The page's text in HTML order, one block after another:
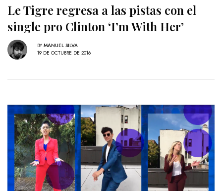
Le Tigre regresa a las pistas con el
single pro Clinton ‘I’m With Her’
BY MANUEL SILVA
19 DE OCTUBRE DE 2016